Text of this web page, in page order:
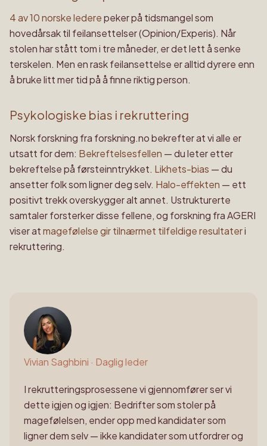
4 av 10 norske lederepeker på tidsmangel som
hovedårsak til feilansettelser (Opinion/Experis). Når
stolen har stått tom i tre måneder, er det lett å senke
terskelen. Men en rask feilansettelse er alltid dyrere enn
å bruke litt mer tid på å finne riktig person.
Psykologiske bias i rekruttering
Norsk forskning fra forskning.no bekrefter at vi alle er
utsatt for dem: Bekreftelsesfellen — du leter etter
bekreftelse på førsteinntrykket. Likhets-bias — du
ansetter folk som ligner deg selv. Halo-effekten — ett
positivt trekk overskygger alt annet. Ustrukturerte
samtaler forsterker disse fellene, og forskning fra AGERI
viser atmagefølelse gir tilnærmet tilfeldige resultateri
rekruttering.
Vivian Saghbini · Daglig leder
I rekrutteringsprosessene vi gjennomfører ser vi
dette igjen og igjen: Bedrifter som stoler på
magefølelsen, ender opp med kandidater som
ligner dem selv — ikke kandidater som utfordrer og